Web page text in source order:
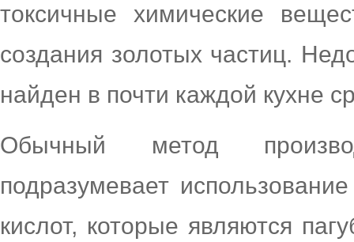
токсичные химические
создания золотых частиц.
найден в почти каждой кухне
Обычный метод
подразумевает
кислот, которые являются